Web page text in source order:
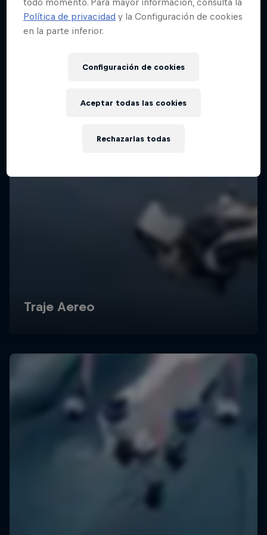
todo momento. Para mayor información, consulta la
Política de privacidad y la Configuración de cookies
en la parte inferior.
Configuración de cookies
Rechazarlas todas
Aceptar todas las cookies